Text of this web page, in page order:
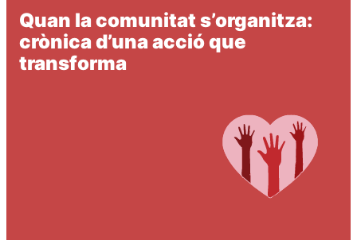
Quan la comunitat s’organitza:
crònica d’una acció que
transforma